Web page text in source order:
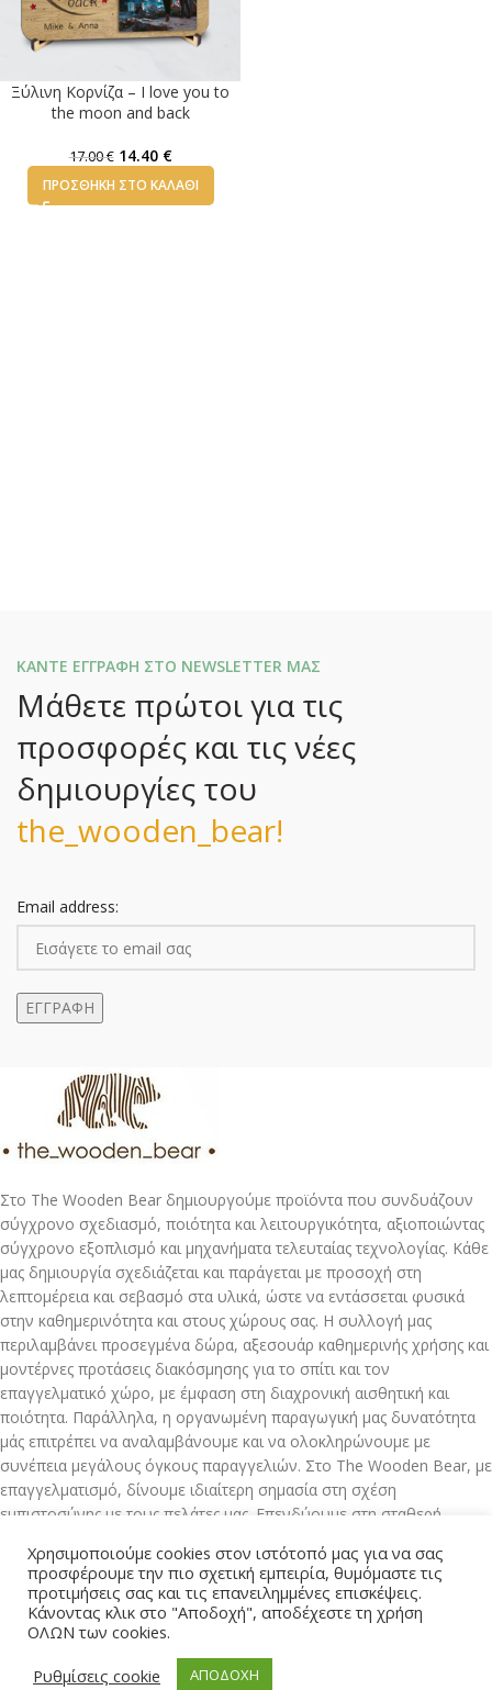
Ξύλινη Κορνίζα – Ι love you to
the moon and back
17.00€ 14.40 €
ΠΡΟΣΘΉΚΗ ΣΤΟ ΚΑΛΆΘΙ
ΚΑΝΤΕ ΕΓΓΡΑΦΗ ΣΤΟ NEWSLETTER ΜΑΣ
Μάθετε πρώτοι για τις
προσφορές και τις νέες
δημιουργίες του
the_wooden_bear!
Email address:
Στο The Wooden Bear δημιουργούμε προϊόντα που συνδυάζουν
σύγχρονο σχεδιασμό, ποιότητα και λειτουργικότητα, αξιοποιώντας
σύγχρονο εξοπλισμό και μηχανήματα τελευταίας τεχνολογίας. Κάθε
μας δημιουργία σχεδιάζεται και παράγεται με προσοχή στη
λεπτομέρεια και σεβασμό στα υλικά, ώστε να εντάσσεται φυσικά
στην καθημερινότητα και στους χώρους σας. Η συλλογή μας
περιλαμβάνει προσεγμένα δώρα, αξεσουάρ καθημερινής χρήσης και
μοντέρνες προτάσεις διακόσμησης για το σπίτι και τον
επαγγελματικό χώρο, με έμφαση στη διαχρονική αισθητική και
ποιότητα. Παράλληλα, η οργανωμένη παραγωγική μας δυνατότητα
μάς επιτρέπει να αναλαμβάνουμε και να ολοκληρώνουμε με
συνέπεια μεγάλους όγκους παραγγελιών. Στο The Wooden Bear, με
επαγγελματισμό, δίνουμε ιδιαίτερη σημασία στη σχέση
εμπιστοσύνης με τους πελάτες μας. Επενδύουμε στη σταθερή
Τηλεφωνική εξυπηρέτηση Δευτέρα – Παρασκευή 9:00-14:00
North Aegean
Τηλ: 2251040434
Κινητό: 6972639470 (viber)
Χρησιμοποιούμε cookies στον ιστότοπό μας για να σας
προσφέρουμε την πιο σχετική εμπειρία, θυμόμαστε τις
προτιμήσεις σας και τις επανειλημμένες επισκέψεις.
Κάνοντας κλικ στο "Αποδοχή", αποδέχεστε τη χρήση
ΟΛΩΝ των cookies.
Ρυθμίσεις cookie
ΑΠΟΔΟΧΗ